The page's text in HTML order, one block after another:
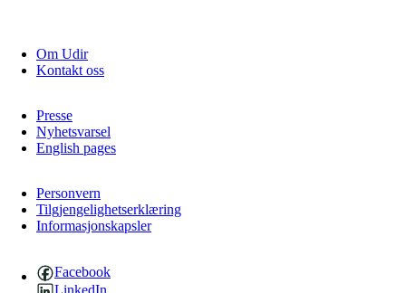
3. Prinsihpa skåvlå dåjmajda
3.2 Åhpadibme ja hiebadum åhpadus
3.3 Aktisasjbarggo sijda ja skåvlå gaskan
3.4 Åhpadus åhpadusvidnudagán ja barggoiellemin
3.5 Profesjåvnåaktisasjvuohta ja skåvllååvddånibme
Om Udir
Kontakt oss
Presse
Nyhetsvarsel
English pages
Personvern
Tilgjengelighetserklæring
Informasjonskapsler
Facebook